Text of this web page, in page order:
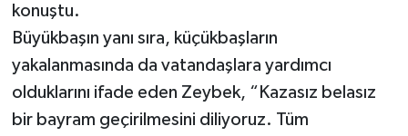
konuştu.
Büyükbaşın yanı sıra, küçükbaşların
yakalanmasında da vatandaşlara yardımcı
olduklarını ifade eden Zeybek, “Kazasız belasız
bir bayram geçirilmesini diliyoruz. Tüm